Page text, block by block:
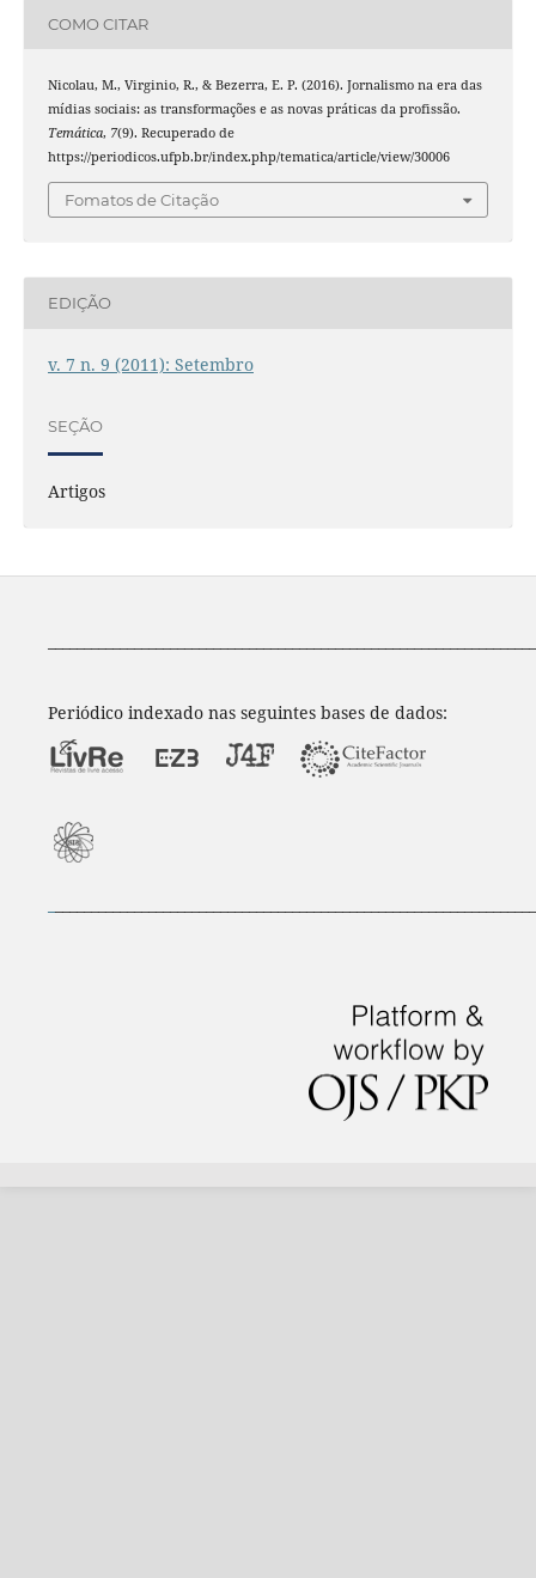
COMO CITAR
Nicolau, M., Virginio, R., & Bezerra, E. P. (2016). Jornalismo na era das
mídias sociais: as transformações e as novas práticas da profissão.
Temática, 7(9). Recuperado de
https://periodicos.ufpb.br/index.php/tematica/article/view/30006
Fomatos de Citação
EDIÇÃO
v. 7 n. 9 (2011): Setembro
SEÇÃO
Artigos
Periódico indexado nas seguintes bases de dados: